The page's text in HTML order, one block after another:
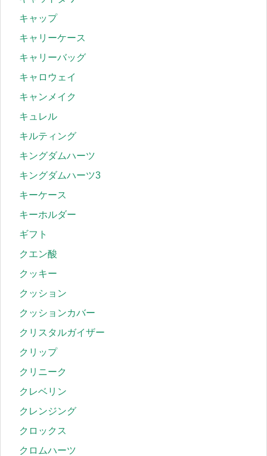
キャップ
キャリーケース
キャリーバッグ
キャロウェイ
キャンメイク
キュレル
キルティング
キングダムハーツ
キングダムハーツ3
キーケース
キーホルダー
ギフト
クエン酸
クッキー
クッション
クッションカバー
クリスタルガイザー
クリップ
クリニーク
クレベリン
クレンジング
クロックス
クロムハーツ